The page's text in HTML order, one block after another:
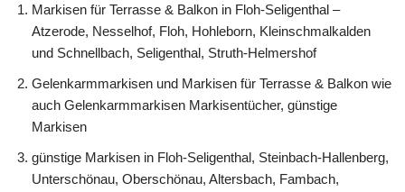
Markisen für Terrasse & Balkon in Floh-Seligenthal –
Atzerode, Nesselhof, Floh, Hohleborn, Kleinschmalkalden
und Schnellbach, Seligenthal, Struth-Helmershof
Gelenkarmmarkisen und Markisen für Terrasse & Balkon wie
auch Gelenkarmmarkisen Markisentücher, günstige
Markisen
günstige Markisen in Floh-Seligenthal, Steinbach-Hallenberg,
Unterschönau, Oberschönau, Altersbach, Fambach,